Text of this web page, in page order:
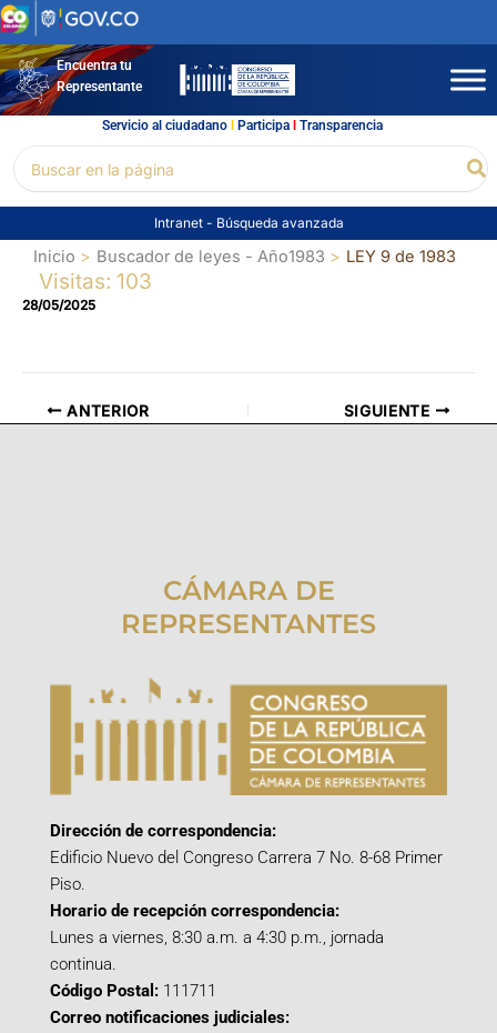
Ir
al
contenidoEncuentra tu
Representante
Servicio al ciudadano l Participal Transparencia
por:
Intranet - Búsqueda avanzada
Inicio Buscador de leyes - Año1983 LEY 9 de 1983
Visitas: 103
28/05/2025
ANTERIOR SIGUIENTE
CÁMARA DE
REPRESENTANTES
Dirección de correspondencia:
Edificio Nuevo del Congreso Carrera 7 No. 8-68 Primer
Piso.
Horario de recepción correspondencia:
Lunes a viernes, 8:30 a.m. a 4:30 p.m., jornada
continua.
Código Postal: 111711
Correo notificaciones judiciales: